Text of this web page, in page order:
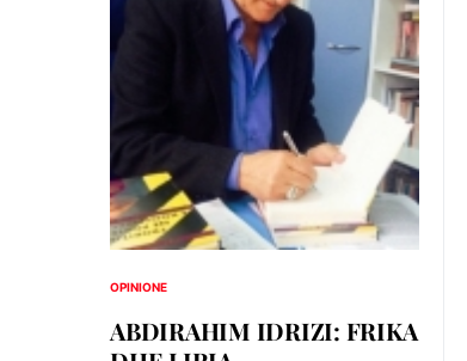
OPINIONE
ABDIRAHIM IDRIZI: FRIKA